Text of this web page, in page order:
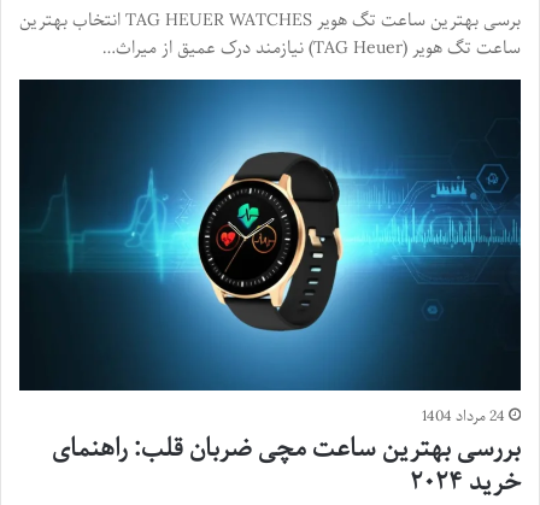
برسی بهترین ساعت تگ هویر TAG HEUER WATCHES انتخاب بهترین
ساعت تگ هویر (TAG Heuer) نیازمند درک عمیق از میراث…
24 مرداد 1404
بررسی بهترین ساعت مچی ضربان قلب: راهنمای
خرید ۲۰۲۴